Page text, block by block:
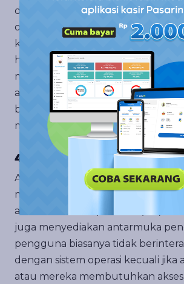
dengan berbagai sistem operasi,
operasi hanya dapat diinstal pada
keras tertentu. Sebagai contoh, OS
hanya dapat diinstal pada
memenuhi persyaratan tertentu,
aplikasi seperti Microsoft Word
berbagai jenis sistem operasi,
macOS, dan Linux.
4. Interaksi Pengguna
Aplikasi berinteraksi langsung
melalui antarmuka pengguna
antarmuka baris perintah (CLI).
juga menyediakan antarmuka
pengguna biasanya tidak
dengan sistem operasi kecuali jika
atau mereka membutuhkan